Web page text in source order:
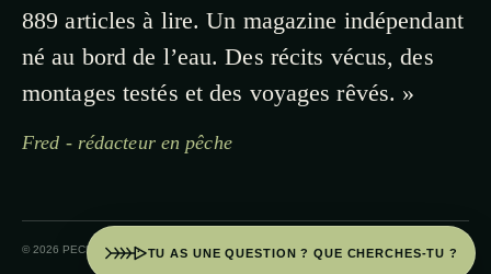
889 articles à lire. Un magazine indépendant
né au bord de l’eau. Des récits vécus, des
montages testés et des voyages rêvés. »
Fred - rédacteur en pêche
© 2026 PECHE A LA MOUCHE · PAYS BASQUETU AS UNE QUESTION ? QUE CHERCHES-TU ?